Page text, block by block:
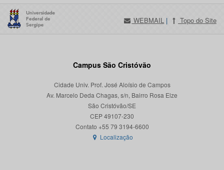
WEBMAIL | Topo do Site
Campus São Cristóvão
Cidade Univ. Prof. José Aloísio de Campos
Av. Marcelo Deda Chagas, s/n, Bairro Rosa Elze
São Cristóvão/SE
CEP 49107-230
Localização